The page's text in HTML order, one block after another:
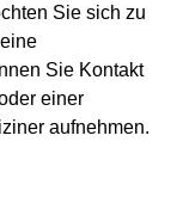
Sie sich zu
Sie Kontakt
einer
aufnehmen.